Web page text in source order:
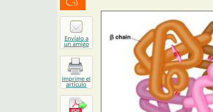
Menéalo
Envíalo a
un amigo
Imprime el
artículo